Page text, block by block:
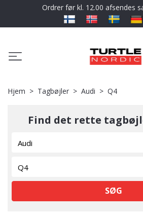
Ordrer før kl. 12.00 afsendes
Hjem Tagbøjler Audi Q4
Find det rette
SØG